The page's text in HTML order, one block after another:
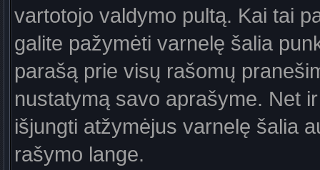
vartotojo valdymo pultą. Kai tai
galite pažymėti varnelę šalia
parašą prie visų rašomų
nustatymą savo aprašyme. Net
išjungti atžymėjus varnelę šalia
rašymo lange.